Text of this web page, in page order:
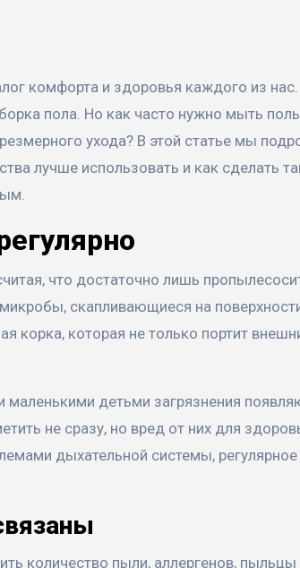
пола. Но как часто нужно мыть
ухода? В этой статье мы
лучше использовать и как сделать
что достаточно лишь
скапливающиеся на
корка, которая не только портит
детьми загрязнения
не сразу, но вред от них для
дыхательной системы,
количество пыли, аллергенов,